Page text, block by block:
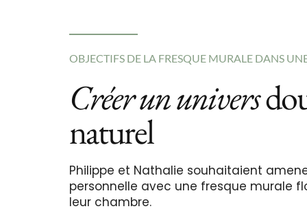
OBJECTIFS DE LA FRESQUE MURALE DANS
Créer un univers
naturel
Philippe et Nathalie souhaitaient
personnelle avec une fresque murale
leur chambre.